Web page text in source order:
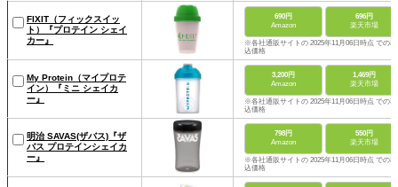
FIXIT（フィックスイッ
ト）『プロテイン シェイ
カー』
690円
Amazon
696円
楽天市場
※各社通販サイトの 2025年11月06日時点 での税
込価格
My Protein（マイプロテ
イン）『ミニ シェイカ
ー』
3,200円
Amazon
1,469円
楽天市場
※各社通販サイトの 2025年11月06日時点 での税
込価格
明治 SAVAS(ザバス)『ザ
バス プロテインシェイカ
ー』
798円
Amazon
550円
楽天市場
※各社通販サイトの 2025年11月06日時点 での税
込価格